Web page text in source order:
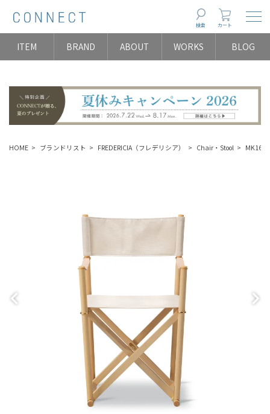
検索 カート
ITEM BRAND ABOUT WORKS BLOG
HOME ブランドリスト FREDERICIA（フレデリシア） Chair・Stool MK16